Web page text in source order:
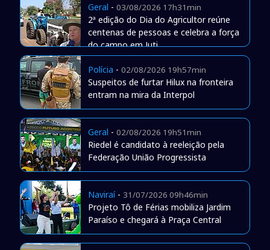
Geral - 03/08/2026 17h31min
2ª edição do Dia do Agricultor reúne
centenas de pessoas e celebra a força
do campo em Juti
Polícia - 02/08/2026 19h57min
Suspeitos de furtar Hilux na fronteira
entram na mira da Interpol
Geral - 02/08/2026 19h51min
Riedel é candidato à reeleição pela
Federação União Progressista
Naviraí- 31/07/2026 09h46min
Projeto Tô de Férias mobiliza Jardim
Paraíso e chegará à Praça Central